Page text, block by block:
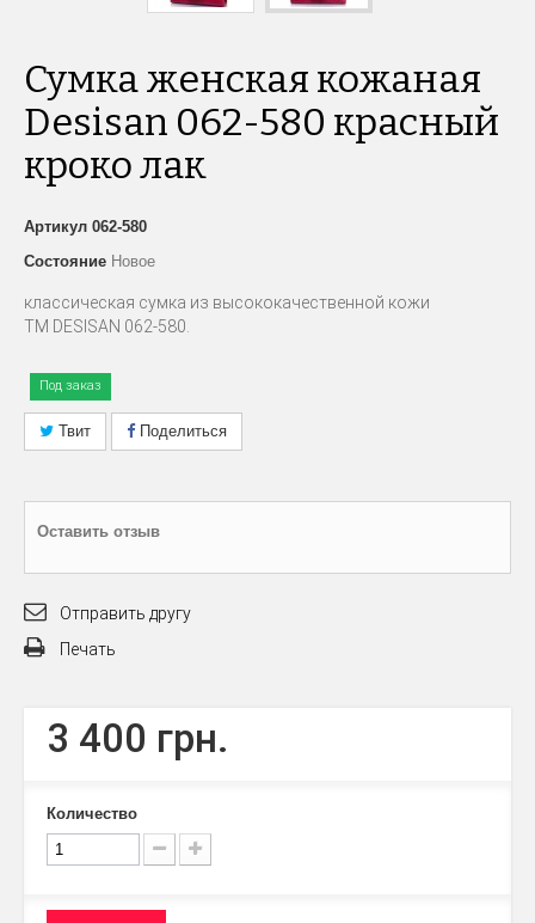
Сумка женская кожаная
Desisan 062-580 красный
кроко лак
Артикул 062-580
Состояние Новое
классическая сумка из высококачественной кожи
ТМ DESISAN 062-580.
Под заказ
Твит Поделиться
Оставить отзыв
Отправить другу
Печать
3 400 грн.
Количество